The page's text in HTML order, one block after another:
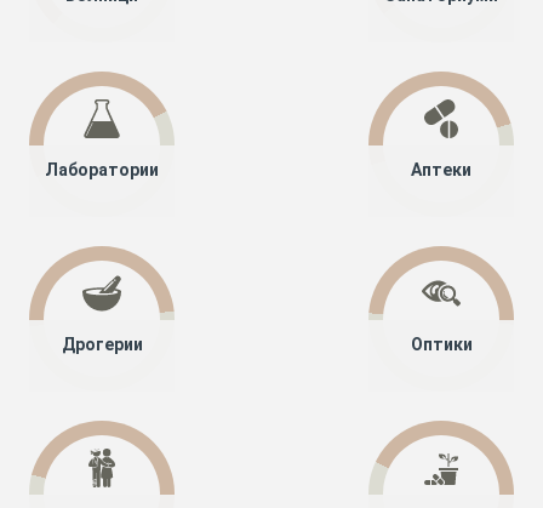
Лаборатории Аптеки
Дрогерии Оптики